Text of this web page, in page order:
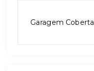
Garagem Coberta